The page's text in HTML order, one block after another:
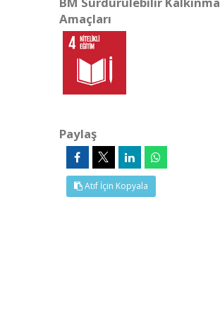
Amaçları
Paylaş
Atıf İçin Kopyala